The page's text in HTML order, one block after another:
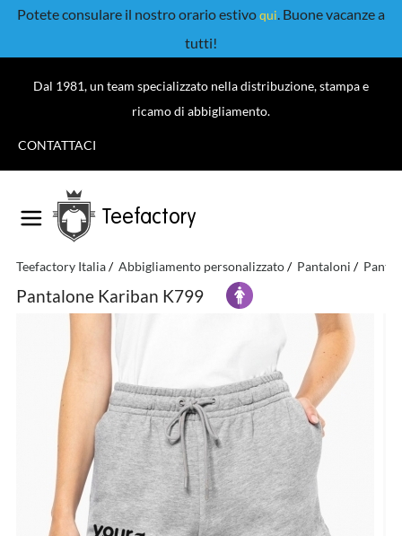
Potete consulare il nostro orario estivoqui. Buone vacanze a
tutti!
Dal 1981, un team specializzato nella distribuzione, stampa e
ricamo di abbigliamento.
CONTATTACI
Teefactory
Teefactory Italia Abbigliamento personalizzato Pantaloni
Pantalone Kariban K799